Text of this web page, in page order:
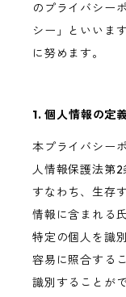
のプライバシー
シー」といいま
に努めます。
1. 個人情報の定
本プライバシー
人情報保護法第2
すなわち、生存
情報に含まれる
特定の個人を識
容易に照合する
識別することが